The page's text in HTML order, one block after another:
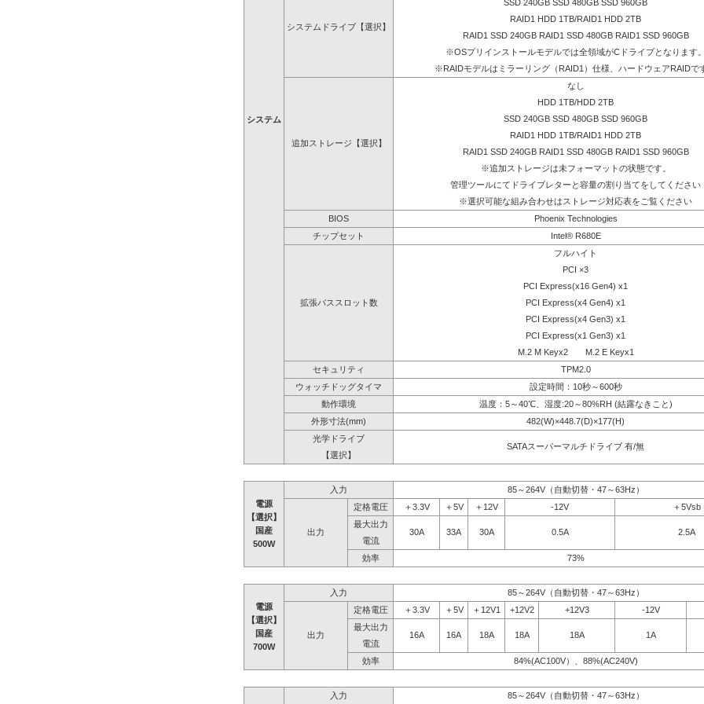
システム
システムドライブ【選択】
SSD 240GB SSD 480GB SSD 960GB
RAID1 HDD 1TB/RAID1 HDD 2TB
RAID1 SSD 240GB RAID1 SSD 480GB RAID1 SSD 960GB
※OSプリインストールモデルでは全領域がCドライブとなります
※RAIDモデルはミラーリング（RAID1）仕様、ハードウェアRAIDで
追加ストレージ【選択】
なし
HDD 1TB/HDD 2TB
SSD 240GB SSD 480GB SSD 960GB
RAID1 HDD 1TB/RAID1 HDD 2TB
RAID1 SSD 240GB RAID1 SSD 480GB RAID1 SSD 960GB
※追加ストレージは未フォーマットの状態です。
管理ツールにてドライブレターと容量の割り当てをしてください
※選択可能な組み合わせはストレージ対応表をご覧ください
BIOS
Phoenix Technologies
チップセット
Intel® R680E
拡張バススロット数
フルハイト
PCI ×3
PCI Express(x16 Gen4) x1
PCI Express(x4 Gen4) x1
PCI Express(x4 Gen3) x1
PCI Express(x1 Gen3) x1
M.2 M Keyx2 M.2 E Keyx1
セキュリティ
TPM2.0
ウォッチドッグタイマ
設定時間：10秒～600秒
動作環境
温度：5～40℃、湿度:20～80%RH (結露なきこと)
外形寸法(mm)
482(W)×448.7(D)×177(H)
光学ドライブ
SATAスーパーマルチドライブ 有/無
【選択】
電源
【選択】
国産
500W
入力 85～264V（自動切替・47～63Hz）
出力
定格電圧 ＋3.3V ＋5V ＋12V -12V
＋5Vsb
最大出力
30A
33A 30A 0.5A
2.5A
電流
効率
73%
電源
【選択】
国産
700W
入力 85～264V（自動切替・47～63Hz）
出力
定格電圧 ＋3.3V ＋5V ＋12V1 +12V2 +12V3
-12V
最大出力
16A
16A 18A 18A 18A
1A
電流
効率
84%(AC100V）、88%(AC240V)
入力 85～264V（自動切替・47～63Hz）